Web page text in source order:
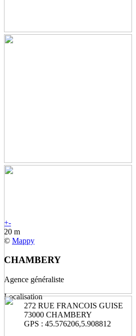
+-
20 m
© Mappy
CHAMBERY
Agence généraliste
Localisation
272 RUE FRANCOIS GUISE
73000 CHAMBERY
GPS : 45.576206,5.908812